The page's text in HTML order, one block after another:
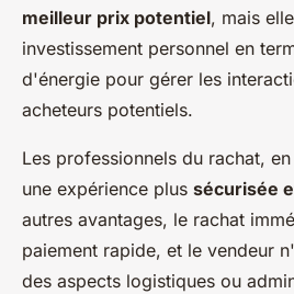
meilleur prix potentiel, mais
investissement personnel en
d'énergie pour gérer les
acheteurs potentiels.
Les professionnels du rachat,
une expérience plus sécurisée
autres avantages, le rachat
paiement rapide, et le vendeur
des aspects logistiques ou